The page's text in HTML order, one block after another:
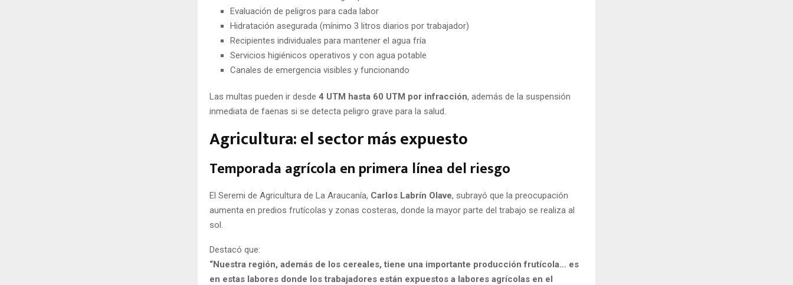
Evaluación de peligros para cada labor
Hidratación asegurada (mínimo 3 litros diarios por trabajador)
Recipientes individuales para mantener el agua fría
Servicios higiénicos operativos y con agua potable
Canales de emergencia visibles y funcionando
Las multas pueden ir desde 4 UTM hasta 60 UTM por infracción, además de la suspensión
inmediata de faenas si se detecta peligro grave para la salud.
Agricultura: el sector más expuesto
Temporada agrícola en primera línea del riesgo
El Seremi de Agricultura de La Araucanía, Carlos Labrín Olave, subrayó que la preocupación
aumenta en predios frutícolas y zonas costeras, donde la mayor parte del trabajo se realiza al
sol.
Destacó que:
“Nuestra región, además de los cereales, tiene una importante producción frutícola… es
en estas labores donde los trabajadores están expuestos a labores agrícolas en el